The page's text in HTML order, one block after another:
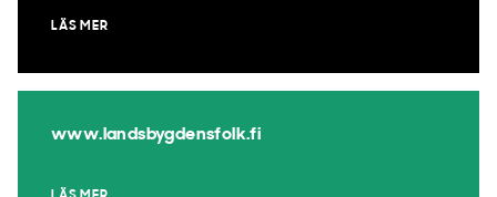
LÄS MER
www.landsbygdensfolk.fi